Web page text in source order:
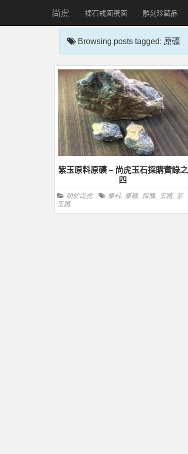
尚虎 裸石戒面蛋面 雕刻珍藏品
Browsing posts tagged: 原礦
紫玉原料原礦 – 尚虎玉石採購實錄之
四
關於尚虎 原料, 原礦, 採購, 玉髓, 紫
玉髓